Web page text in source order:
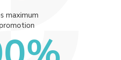
maximum